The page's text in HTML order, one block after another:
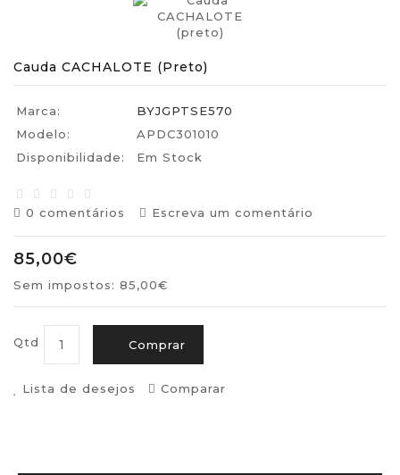
Cauda CACHALOTE (preto)
Marca:
BYJGPTSE570
Modelo:
APDC301010
Disponibilidade:
Em Stock
0 comentários Escreva um comentário
85,00€
Sem impostos: 85,00€
Qtd Comprar
Lista de desejos Comparar